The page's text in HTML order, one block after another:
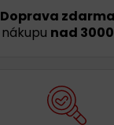
Doprava zdarma
nákupu nad